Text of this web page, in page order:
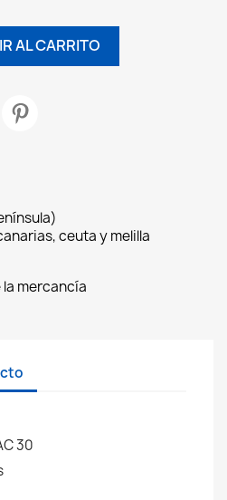
AL CARRITO
ceuta y melilla
mercancía
30